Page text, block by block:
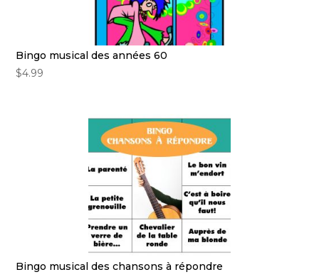
Bingo musical des années 60
$4.99
Bingo musical des chansons à répondre